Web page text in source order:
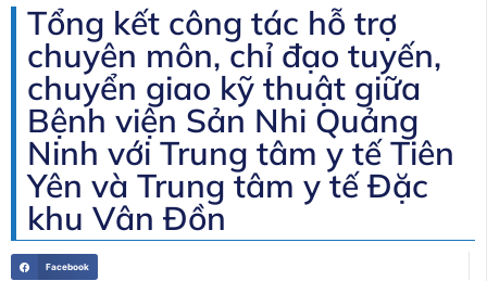
Tổng kết công tác hỗ trợ
chuyên môn, chỉ đạo tuyến,
chuyển giao kỹ thuật giữa
Bệnh viện Sản Nhi Quảng
Ninh với Trung tâm y tế Tiên
Yên và Trung tâm y tế Đặc
khu Vân Đồn
Facebook